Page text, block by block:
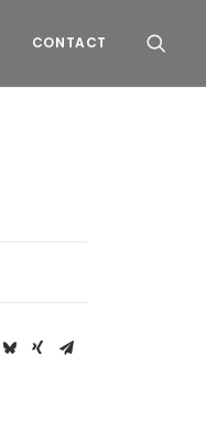
CONTACT